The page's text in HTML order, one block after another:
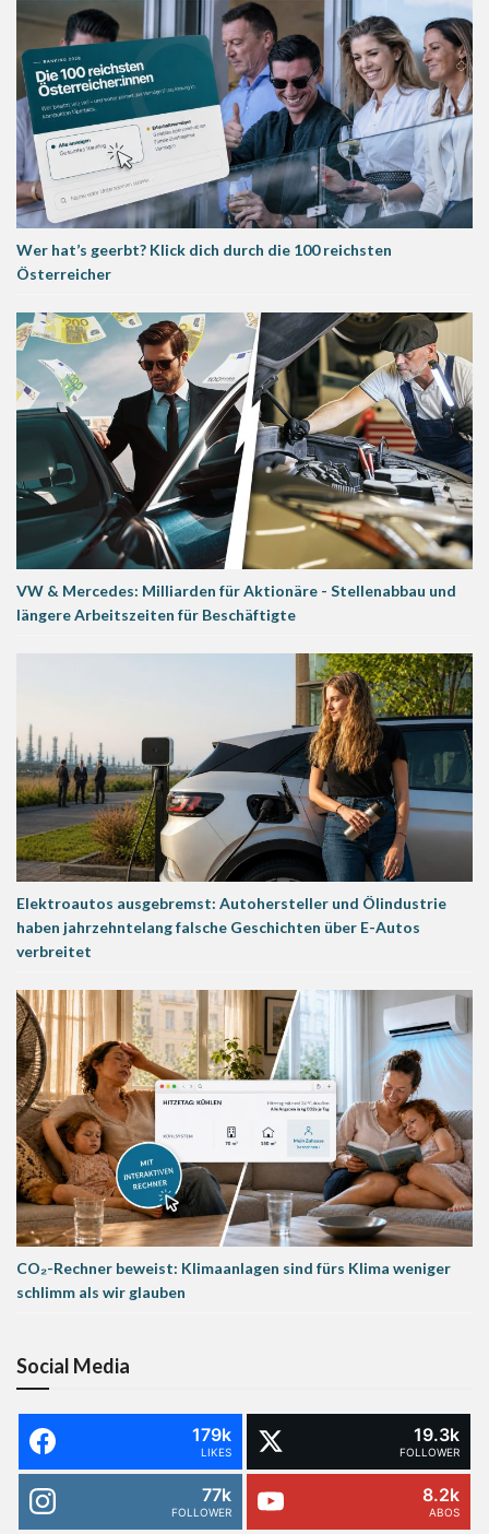
Wer hat’s geerbt? Klick dich durch die 100 reichsten
Österreicher
VW & Mercedes: Milliarden für Aktionäre - Stellenabbau und
längere Arbeitszeiten für Beschäftigte
Elektroautos ausgebremst: Autohersteller und Ölindustrie
haben jahrzehntelang falsche Geschichten über E-Autos
verbreitet
CO₂-Rechner beweist: Klimaanlagen sind fürs Klima weniger
schlimm als wir glauben
Social Media
179k
LIKES
19.3k
FOLLOWER
77k
FOLLOWER
8.2k
ABOS